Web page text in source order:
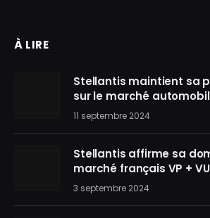
À LIRE
Stellantis maintient sa
sur le marché
11 septembre 2024
Stellantis affirme sa
marché français VP +
3 septembre 2024